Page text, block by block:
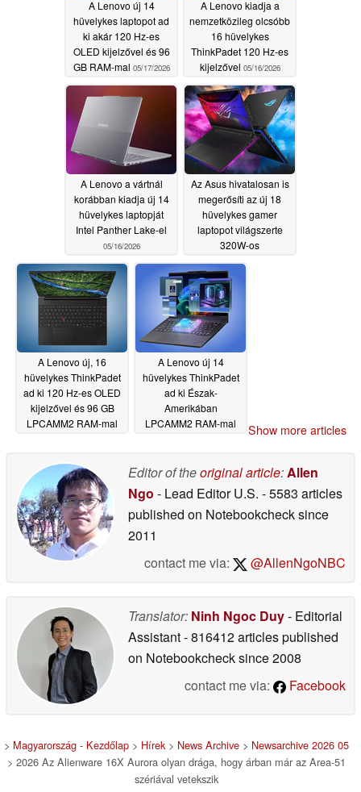
A Lenovo új 14
hüvelykes laptopot ad
ki akár 120 Hz-es
OLED kijelzővel és 96
GB RAM-mal 05/17/2026
A Lenovo kiadja a
nemzetközileg olcsóbb
16 hüvelykes
ThinkPadet 120 Hz-es
kijelzővel 05/16/2026
A Lenovo a vártnál
korábban kiadja új 14
hüvelykes laptopját
Intel Panther Lake-el
05/16/2026
Az Asus hivatalosan is
megerősíti az új 18
hüvelykes gamer
laptopot világszerte
320W-os
és 4K Mini LED
kijelzővel
A Lenovo új, 16
hüvelykes ThinkPadet
ad ki 120 Hz-es OLED
kijelzővel és 96 GB
LPCAMM2 RAM-mal
A Lenovo új 14
hüvelykes ThinkPadet
ad ki Észak-
Amerikában
LPCAMM2 RAM-mal
Show more articles
Editor of theoriginal article:Allen
Ngo - Lead Editor U.S. - 5583 articles
published on Notebookchecksince
2011
contact me via:
@AllenNgoNBC
Translator: Ninh Ngoc Duy- Editorial
Assistant- 816412 articles published
on Notebookchecksince 2008
contact me via:
Facebook
> Magyarország - Kezdőlap > Hírek> News Archive > Newsarchive 2026 05
> 2026 Az Alienware 16X Aurora olyan drága, hogy árban már az Area-51
szériával vetekszik